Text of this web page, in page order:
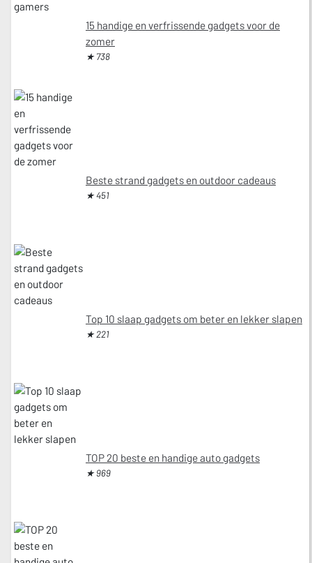
15 handige en verfrissende gadgets voor de
zomer
★ 738
Beste strand gadgets en outdoor cadeaus
★ 451
Top 10 slaap gadgets om beter en lekker slapen
★ 221
TOP 20 beste en handige auto gadgets
★ 969